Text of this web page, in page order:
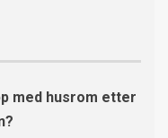
med husrom etter